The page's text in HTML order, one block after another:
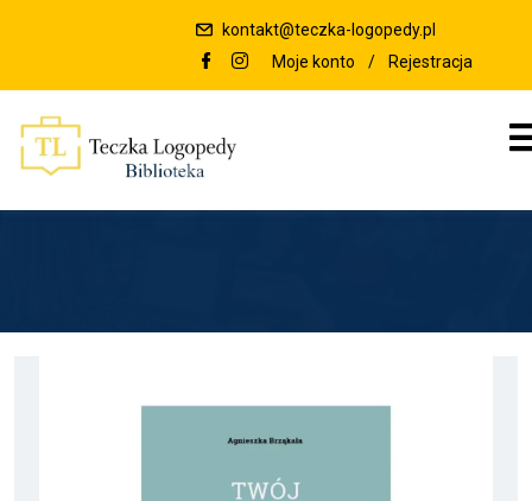
kontakt@teczka-logopedy.pl
Moje konto
/ Rejestracja